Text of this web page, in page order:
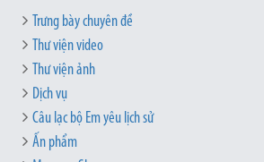
Trưng bày chuyên đề
Thư viện video
Thư viện ảnh
Dịch vụ
Câu lạc bộ Em yêu lịch sử
Ấn phẩm